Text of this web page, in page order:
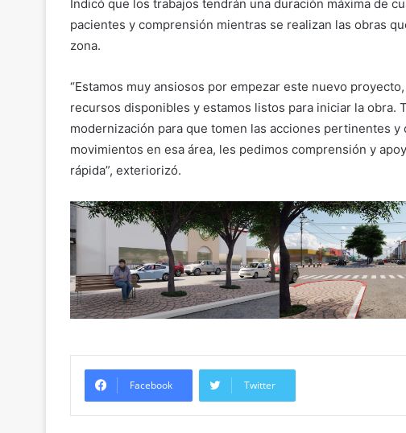
Indicó que los trabajos tendrán una duración máxima de
pacientes y comprensión mientras se realizan las obras
zona.
“Estamos muy ansiosos por empezar este nuevo
recursos disponibles y estamos listos para iniciar la obra.
modernización para que tomen las acciones pertinentes
movimientos en esa área, les pedimos comprensión y
rápida”, exteriorizó.
Facebook Twitter